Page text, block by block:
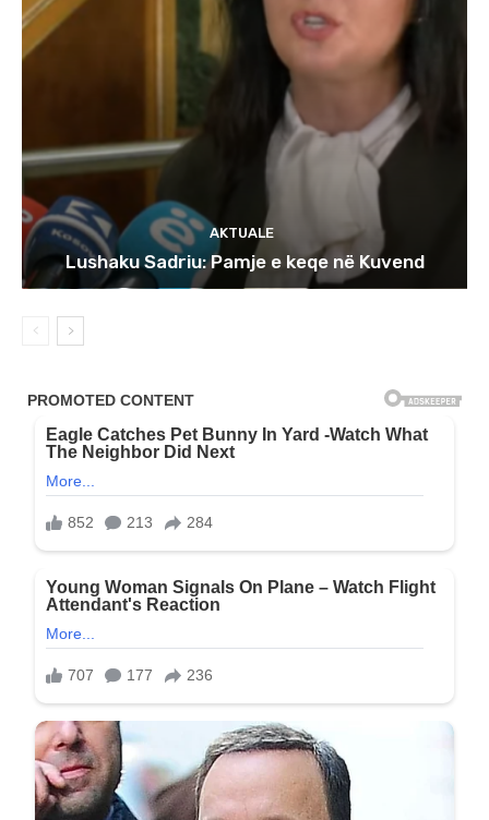
AKTUALE
Lushaku Sadriu: Pamje e keqe në Kuvend